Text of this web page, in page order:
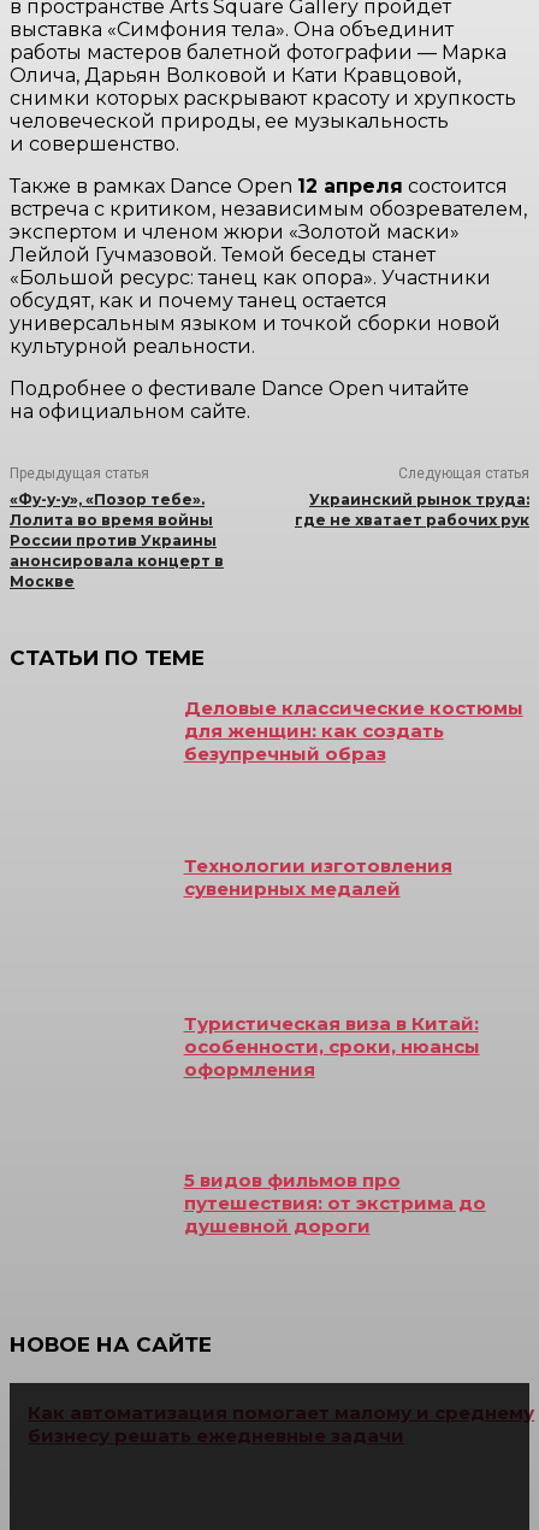
в пространстве Arts Square Gallery пройдет
выставка «Симфония тела». Она объединит
работы мастеров балетной фотографии — Марка
Олича, Дарьян Волковой и Кати Кравцовой,
снимки которых раскрывают красоту и хрупкость
человеческой природы, ее музыкальность
и совершенство.
Также в рамках Dance Open 12 апреля состоится
встреча с критиком, независимым обозревателем,
экспертом и членом жюри «Золотой маски»
Лейлой Гучмазовой. Темой беседы станет
«Большой ресурс: танец как опора». Участники
обсудят, как и почему танец остается
универсальным языком и точкой сборки новой
культурной реальности.
Подробнее о фестивале Dance Open читайте
на официальном сайте.
Предыдущая статья
«Фу-у-у», «Позор тебе».
Лолита во время войны
России против Украины
анонсировала концерт в
Москве
Следующая статья
Украинский рынок труда:
где не хватает рабочих рук
СТАТЬИ ПО ТЕМЕ
Деловые классические костюмы
для женщин: как создать
безупречный образ
Технологии изготовления
сувенирных медалей
Туристическая виза в Китай:
особенности, сроки, нюансы
оформления
5 видов фильмов про
путешествия: от экстрима до
душевной дороги
НОВОЕ НА САЙТЕ
Как автоматизация помогает малому и среднему
бизнесу решать ежедневные задачи